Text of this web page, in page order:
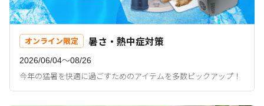
オンライン限定 暑さ・熱中症対策
2026/06/04〜08/26
今年の猛暑を快適に過ごすためのアイテムを多数ピックアップ！